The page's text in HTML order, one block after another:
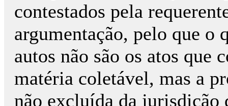
contestados pela
argumentação, pelo que o
autos não são os atos que
matéria coletável, mas a
não excluída da